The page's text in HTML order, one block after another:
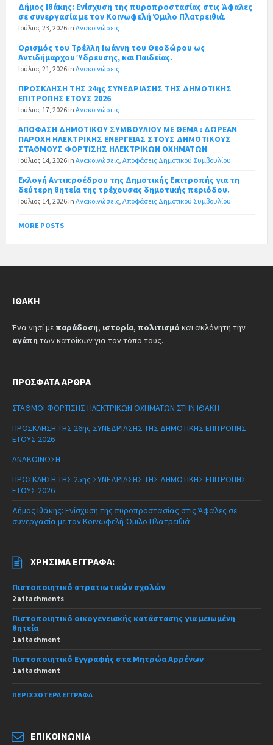
Δήμος Ιθάκης: Ενίσχυση της πυροπροστασίας στις Άφαλες
σε συνεργασία με τον Κοινωφελή Όμιλο Πλατρειθιά.
Ιούλιος 23, 2026 in Ανακοινώσεις
Ορισμός του Τρέλλη Ιωάννη του Θεοδώρου ως
Αντιδήμαρχου Ύδρευσης, και Παιδείας.
Ιούλιος 21, 2026 in Ανακοινώσεις
ΠΡΟΣΚΛΗΣΗ ΤΗΣ 24ης ΣΥΝΕΔΡΙΑΣΗΣ ΤΗΣ ΔΗΜΟΤΙΚΗΣ
ΕΠΙΤΡΟΠΗΣ ΕΤΟΥΣ 2026
Ιούλιος 17, 2026 in Ανακοινώσεις
ΑΠΟΦΑΣΗ ΔΗΜΟΤΙΚΟΥ ΣΥΜΒΟΥΛΙΟΥ ΜΕ ΘΕΜΑ : ΔΩΡΕΑΝ
ΠΑΡΟΧΗ ΗΛΕΚΤΡΙΚΗΣ ΕΝΕΡΓΕΙΑΣ ΣΤΟΥΣ ΔΗΜΟΤΙΚΟΥΣ
ΣΤΑΘΜΟΥΣ ΦΟΡΤΙΣΗΣ ΗΛΕΚΤΡΙΚΩΝ ΟΧΗΜΑΤΩΝ
Ιούλιος 14, 2026 in Ανακοινώσεις Αποφάσεις Δημοτικού Συμβουλίου
Εκλογή Αντιπροέδρου της Δημοτικής Επιτροπής για τη
δεύτερη θητεία της τρέχουσας δημοτικής περιόδου.
Ιούλιος 14, 2026 in Ανακοινώσεις Αποφάσεις Δημοτικού Συμβουλίου
MORE POSTS
ΙΘΆΚΗ
Ένα νησί με παράδοση, ιστορία, πολιτισμό και ακλόνητη την
αγάπη των κατοίκων για τον τόπο τους.
ΠΡΌΣΦΑΤΑ ΆΡΘΡΑ
ΣΤΑΘΜΟΙ ΦΟΡΤΙΣΗΣ ΗΛΕΚΤΡΙΚΩΝ ΟΧΗΜΑΤΩΝ ΣΤΗΝ ΙΘΑΚΗ
ΠΡΟΣΚΛΗΣΗ ΤΗΣ 26ης ΣΥΝΕΔΡΙΑΣΗΣ ΤΗΣ ΔΗΜΟΤΙΚΗΣ ΕΠΙΤΡΟΠΗΣ
ΕΤΟΥΣ 2026
ΑΝΑΚΟΙΝΩΣΗ
ΠΡΟΣΚΛΗΣΗ ΤΗΣ 25ης ΣΥΝΕΔΡΙΑΣΗΣ ΤΗΣ ΔΗΜΟΤΙΚΗΣ ΕΠΙΤΡΟΠΗΣ
ΕΤΟΥΣ 2026
Δήμος Ιθάκης: Ενίσχυση της πυροπροστασίας στις Άφαλες σε
συνεργασία με τον Κοινωφελή Όμιλο Πλατρειθιά.
ΧΡΉΣΙΜΑ ΈΓΓΡΑΦΑ:
Πιστοποιητικό στρατιωτικών σχολών
2 attachments
Πιστοποιητικό οικογενειακής κατάστασης για μειωμένη
θητεία
1 attachment
Πιστοποιητικό Εγγραφής στα Μητρώα Αρρένων
1 attachment
ΠΕΡΙΣΣΌΤΕΡΑ ΈΓΓΡΑΦΑ
ΕΠΙΚΟΙΝΩΝΊΑ